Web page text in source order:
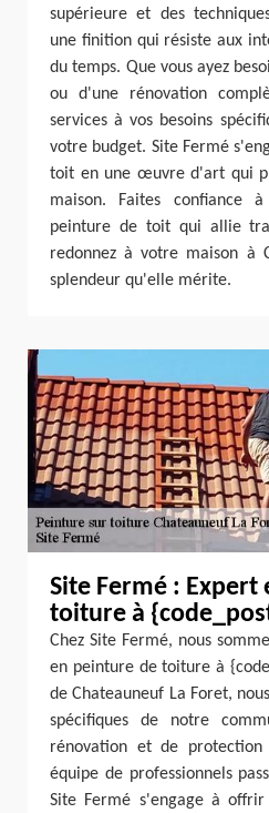
supérieure et des
une finition qui résiste aux
du temps. Que vous ayez
ou d'une rénovation
services à vos besoins
votre budget. Site Fermé
toit en une œuvre d'art qui
maison. Faites confiance
peinture de toit qui allie
redonnez à votre maison à
splendeur qu'elle mérite.
Site Fermé :
toiture à
Chez Site Fermé, nous
en peinture de toiture à
de Chateauneuf La Foret,
spécifiques de notre
rénovation et de
équipe de professionnels
Site Fermé s'engage à